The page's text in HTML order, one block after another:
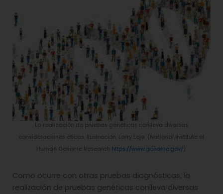
La realización de pruebas genéticas conlleva diversas
consideraciones éticas. Ilustración: Larry Leja. (National Institute of
Human Genome Research https://www.genome.gov/ ).
Como ocurre con otras pruebas diagnósticas, la
realización de pruebas genéticas conlleva diversas